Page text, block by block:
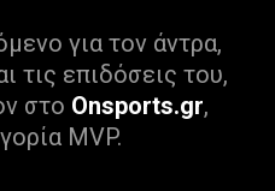
για τον άντρα,
τις επιδόσεις του,
στο Onsports.gr,
MVP.